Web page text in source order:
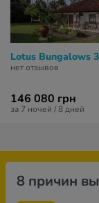
Lotus Bungalows
нет отзывов
146 080 грн
за 7 ночей / 8 дней
8 причин